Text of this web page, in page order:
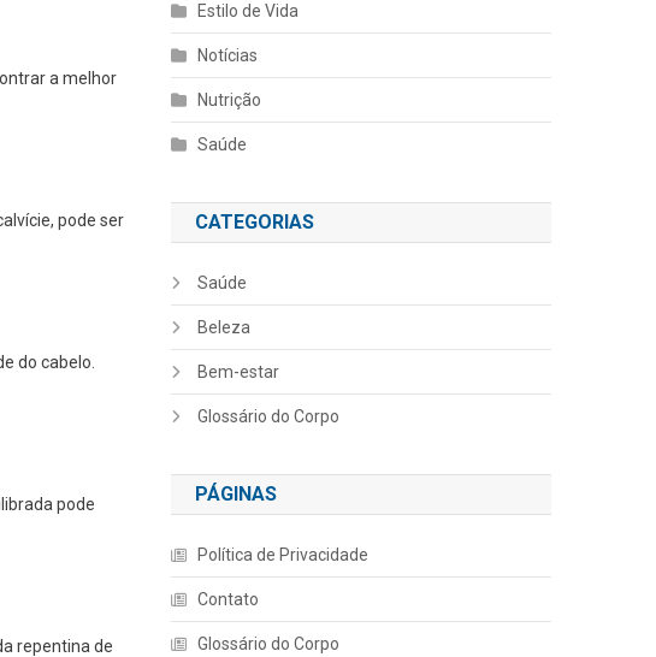
a melhor
pode ser
do cabelo.
pode
repentina de
Estilo de Vida
Notícias
Nutrição
Saúde
CATEGORIAS
Saúde
Beleza
Bem-estar
Glossário do Corpo
PÁGINAS
Política de Privacidade
Contato
Glossário do Corpo